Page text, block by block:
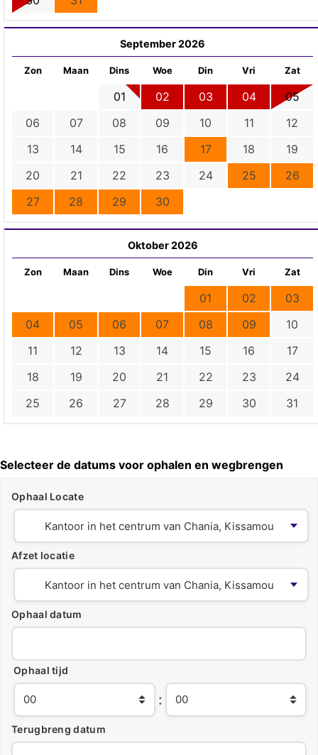
September 2026
Zon Maan Dins Woe Din Vri Zat
01 02 03 04
05
06
07 08 09 10 11
12
13
14 15 16 17 18
19
20
21 22 23 24 25
26
27
28 29 30
Oktober 2026
Zon Maan Dins Woe Din Vri Zat
01 02
03
04
05 06 07 08 09
10
11
12 13 14 15 16
17
18
19 20 21 22 23
24
25
26 27 28 29 30 31
Selecteer de datums voor ophalen en wegbrengen
Ophaal Locate
Afzet locatie
Ophaal datum
Ophaal tijd
:
Terugbreng datum